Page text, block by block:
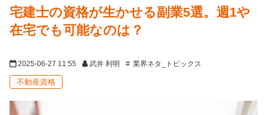
資料ダウンロード
宅建士の資格が生かせる副業5選。週1や
在宅でも可能なのは？
2025-06-27 11:55 武井 利明 業界ネタ_トピックス
不動産資格